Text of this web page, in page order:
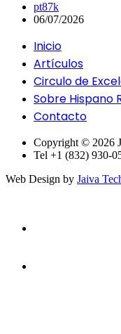
pt87k
06/07/2026
Inicio
Artículos
Circulo de
Sobre Hispano
Contacto
Copyright © 2026
Tel +1 (832) 930-
Web Design by Jaiva